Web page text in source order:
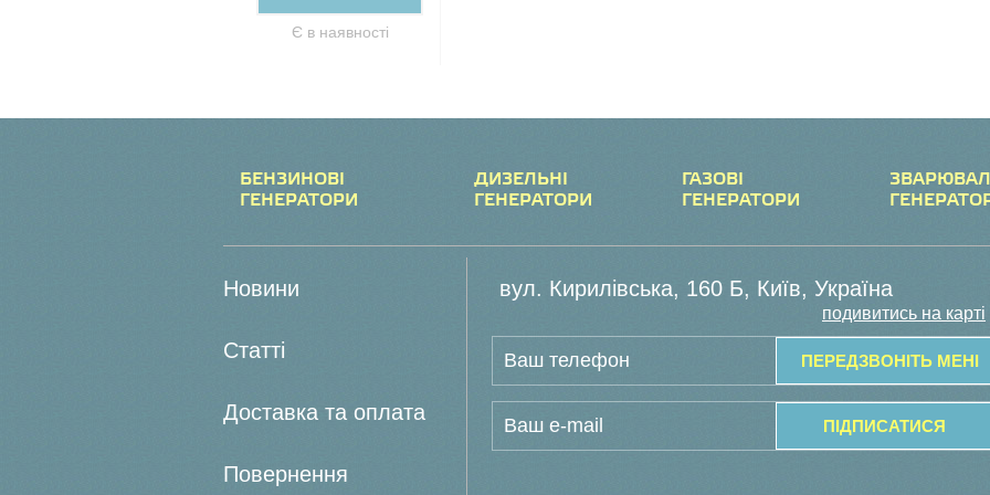
Є в наявності
БЕНЗИНОВІ
ГЕНЕРАТОРИ
ДИЗЕЛЬНІ
ГЕНЕРАТОРИ
ГАЗОВІ
ГЕНЕРАТОРИ
Новини
Статті
Доставка та оплата
Повернення
вул. Кирилівська, 160 Б, Київ, Україна
подивитись на карті
ПЕРЕДЗВОНІТЬ МЕНІ
ПІДПИСАТИСЯ